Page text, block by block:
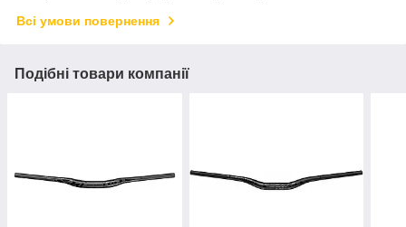
Всі умови повернення
Подібні товари компанії